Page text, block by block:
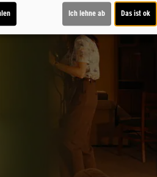
Ich lehne ab Das ist ok